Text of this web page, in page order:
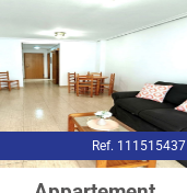
Ref. 111515437